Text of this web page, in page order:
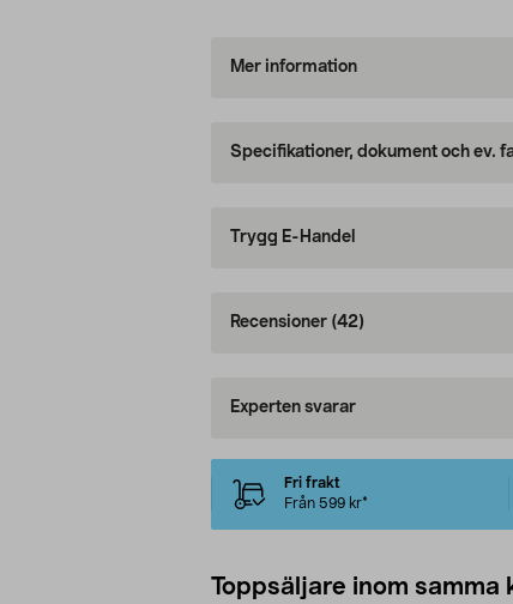
Mer information
Specifikationer, dokument och ev.
Trygg E-Handel
Recensioner (42)
Experten svarar
Fri frakt
Från 599 kr*
Toppsäljare inom samma